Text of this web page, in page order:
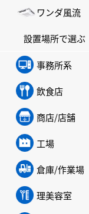
ワンダ風流
設置場所で選ぶ
事務所系
飲食店
商店/店舗
工場
倉庫/作業場
理美容室